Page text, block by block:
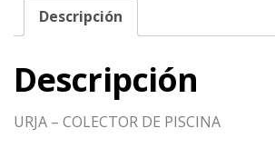
Descripción
Descripción
URJA – COLECTOR DE PISCINA